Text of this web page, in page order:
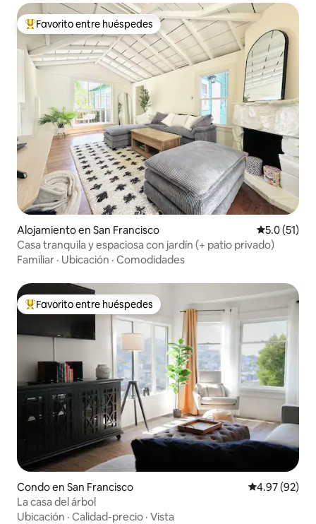
Favorito entre huéspedes preferido
Favorito entre huéspedes
Alojamiento en San Francisco Calificación
5.0 (51)
Casa tranquila y espaciosa con jardín (+ patio privado)
Familiar · Ubicación · Comodidades
Favorito entre huéspedes preferido
Favorito entre huéspedes
Condo en San Francisco Calificación
4.97 (92)
La casa del árbol
Ubicación · Calidad-precio · Vista